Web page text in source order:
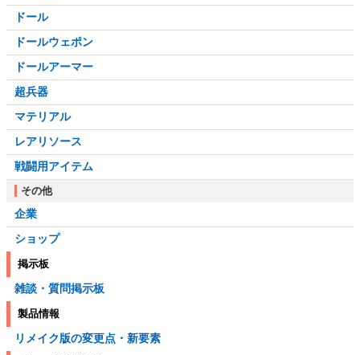
ドール
ドールウェポン
ドールアーマー
超兵器
マテリアル
レアリソース
戦闘用アイテム
その他
企業
ショップ
掲示板
雑談・質問掲示板
製品情報
リメイク版の変更点・新要素